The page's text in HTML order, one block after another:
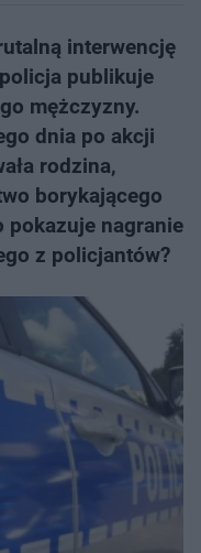
interwencję
publikuje
mężczyzny.
dnia po akcji
rodzina,
borykającego
pokazuje nagranie
z policjantów?